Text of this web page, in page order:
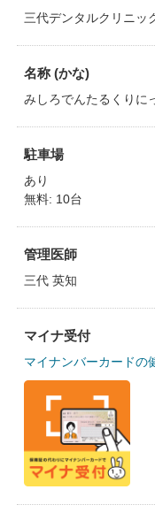
三代デンタルクリニッ
名称 (かな)
みしろでんたるくりに
駐車場
あり
無料: 10台
管理医師
三代 英知
マイナ受付
マイナンバーカードの